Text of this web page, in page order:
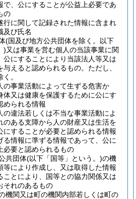
で、公にすることが公益上必要であ
の
行に関して記録された情報に含まれ
及び氏名
(国及び地方公共団体を除く。以下
)又は事業を営む個人の当該事業に関
公にすることにより当該法人等又は
えると認められるもの。 ただし、
。
の事業活動によって生ずる危害か
体又は健康を保護するために公にす
められる情報
の違法若しくは不当な事業活動によ
のある支障から人の財産又は生活を
にすることが必要と認められる情報
る情報に準ずる情報であって、公に
必要と認められるもの
共団体(以下「国等」という。)の機
等により作成し、又は取得した情報
ことにより、国等との協力関係又は
それのあるもの
機関又は町の機関内部若しくは町の